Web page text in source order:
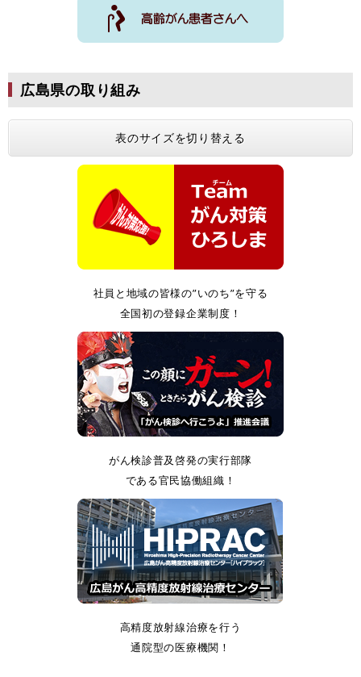
広島県の取り組み
表のサイズを切り替える
社員と地域の皆様の”いのち”を守る
全国初の登録企業制度！
がん検診普及啓発の実行部隊
である官民協働組織！
高精度放射線治療を行う
通院型の医療機関！